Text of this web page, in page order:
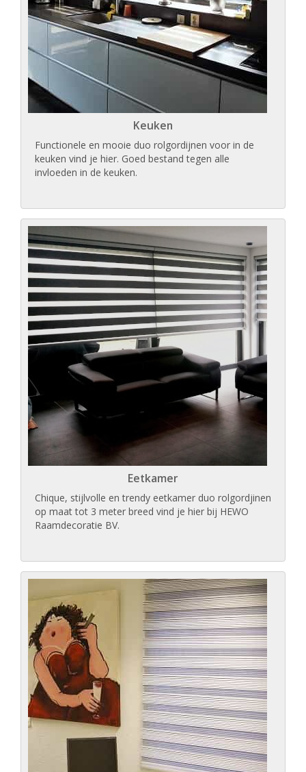
Keuken
Functionele en mooie duo rolgordijnen voor in de
keuken vind je hier. Goed bestand tegen alle
invloeden in de keuken.
Eetkamer
Chique, stijlvolle en trendy eetkamer duo rolgordjinen
op maat tot 3 meter breed vind je hier bij HEWO
Raamdecoratie BV.